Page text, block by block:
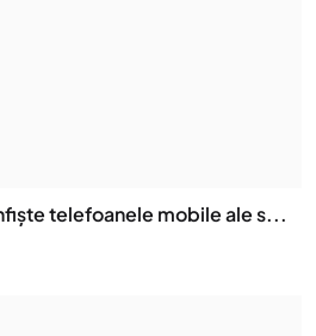
telefoanele mobile ale s...